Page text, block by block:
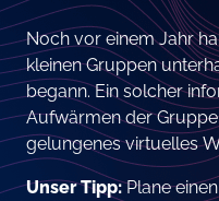
Noch vor einem Jahr
kleinen Gruppen
begann. Ein solcher
Aufwärmen der
gelungenes virtuelles
Unser Tipp:Plane